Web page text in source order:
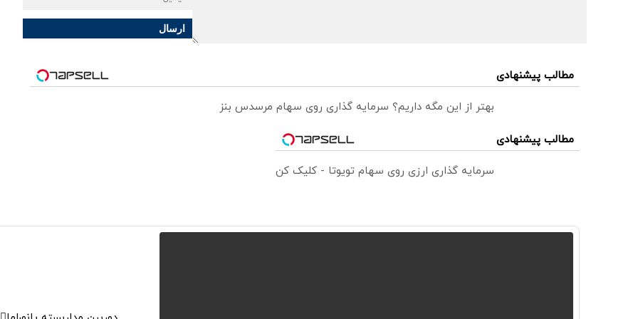
ارسال
مطالب پیشنهادی
بهتر از این مگه داریم؟ سرمایه گذاری روی سهام مرسدس بنز
مطالب پیشنهادی
سرمایه گذاری ارزی روی سهام تویوتا - کلیک کن